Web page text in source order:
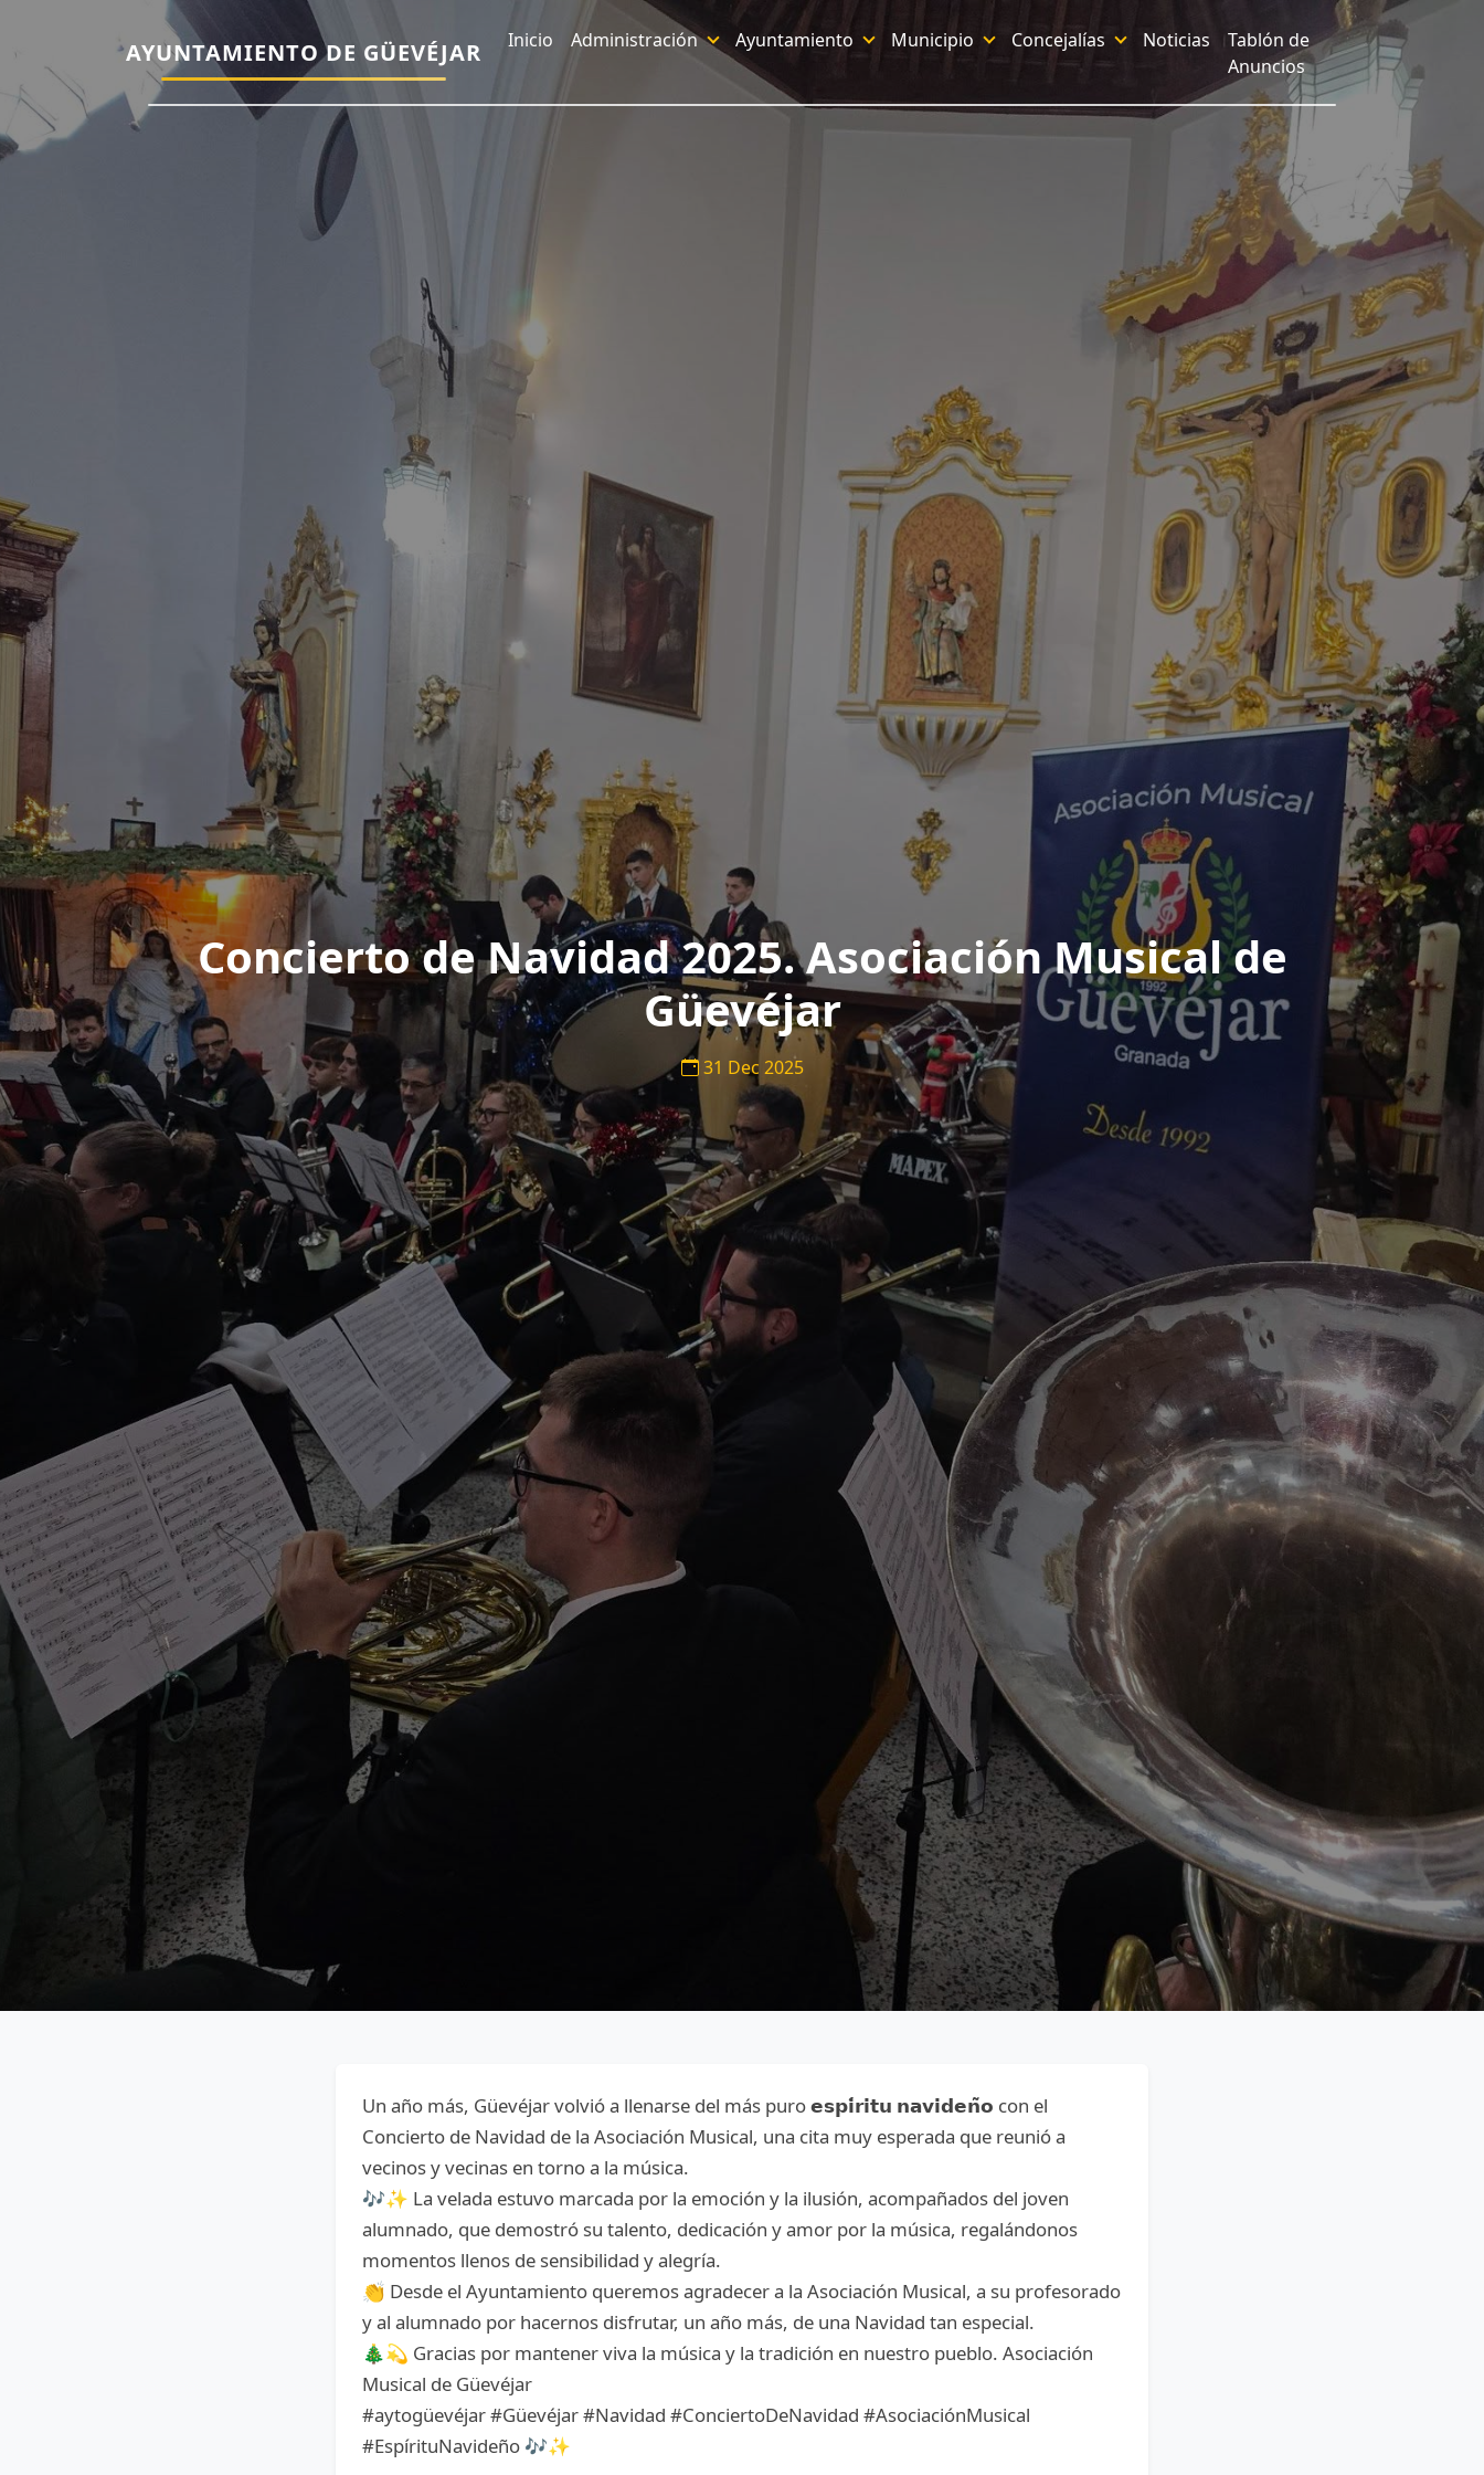
AYUNTAMIENTO DE GÜEVÉJAR Inicio Administración Ayuntamiento Municipio Concejalías Noticias
Tablón de
Anuncios
Concierto de Navidad 2025. Asociación Musical de
Güevéjar
31 Dec 2025
Un año más, Güevéjar volvió a llenarse del más puro 𝗲𝘀𝗽𝗶́𝗿𝗶𝘁𝘂 𝗻𝗮𝘃𝗶𝗱𝗲𝗻̃𝗼 con el
Concierto de Navidad de la Asociación Musical, una cita muy esperada que reunió a
vecinos y vecinas en torno a la música.
🎶✨ La velada estuvo marcada por la emoción y la ilusión, acompañados del joven
alumnado, que demostró su talento, dedicación y amor por la música, regalándonos
momentos llenos de sensibilidad y alegría.
👏 Desde el Ayuntamiento queremos agradecer a la Asociación Musical, a su profesorado
y al alumnado por hacernos disfrutar, un año más, de una Navidad tan especial.
🎄💫 Gracias por mantener viva la música y la tradición en nuestro pueblo. Asociación
Musical de Güevéjar
#aytogüevéjar #Güevéjar #Navidad #ConciertoDeNavidad #AsociaciónMusical
#EspírituNavideño 🎶✨